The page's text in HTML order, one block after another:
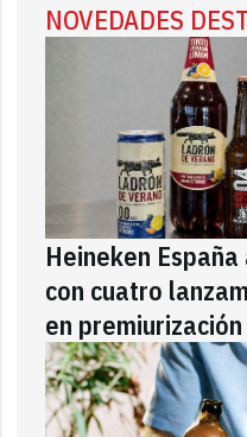
NOVEDADES
Heineken
con cuatro
en premiurización